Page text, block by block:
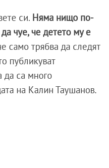
си. Няма нищо по-
чуе, че детето му е
само трябва да следят
публикуват
да са много
на Калин Таушанов.